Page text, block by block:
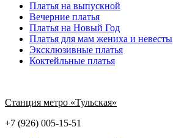
Платья на выпускной
Вечерние платья
Платья на Новый Год
Платья для мам жениха и невесты
Эксклюзивные платья
Коктейльные платья
Станция метро «Тульская»
+7 (926) 005-15-51